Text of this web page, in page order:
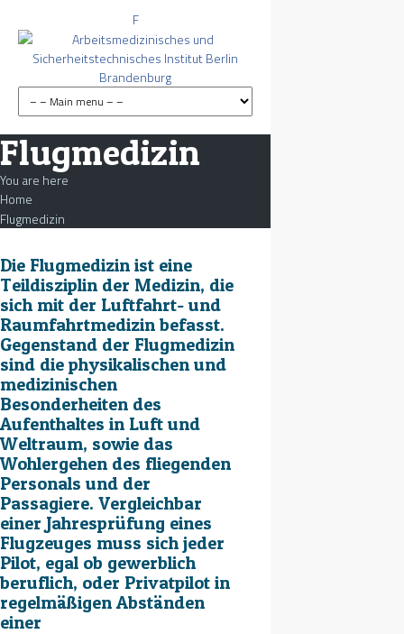
F
Flugmedizin
You are here
Home
Flugmedizin
Die Flugmedizin ist eine
Teildisziplin der Medizin, die
sich mit der Luftfahrt- und
Raumfahrtmedizin befasst.
Gegenstand der Flugmedizin
sind die physikalischen und
medizinischen
Besonderheiten des
Aufenthaltes in Luft und
Weltraum, sowie das
Wohlergehen des fliegenden
Personals und der
Passagiere. Vergleichbar
einer Jahresprüfung eines
Flugzeuges muss sich jeder
Pilot, egal ob gewerblich
beruflich, oder Privatpilot in
regelmäßigen Abständen
einer